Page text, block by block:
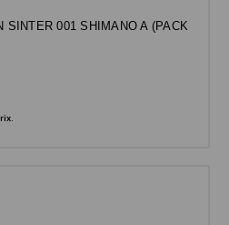
SINTER 001 SHIMANO A (PACK